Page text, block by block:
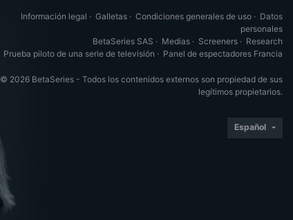
Información legal · Galletas · Condiciones generales de uso · Datos
personales
BetaSeries SAS · Medias · Screeners · Research
Prueba piloto de una serie de televisión · Panel de espectadores Francia
© 2026 BetaSeries - Todos los contenidos externos son propiedad de sus
legítimos propietarios.
Español